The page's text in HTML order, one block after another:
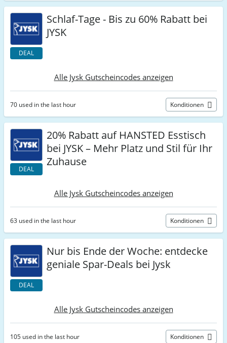
DEAL
Schlaf-Tage - Bis zu 60% Rabatt bei
JYSK
Alle Jysk Gutscheincodes anzeigen
70 used in the last hour Konditionen
DEAL
20% Rabatt auf HANSTED Esstisch
bei JYSK – Mehr Platz und Stil für Ihr
Zuhause
Alle Jysk Gutscheincodes anzeigen
63 used in the last hour Konditionen
DEAL
Nur bis Ende der Woche: entdecke
geniale Spar-Deals bei Jysk
Alle Jysk Gutscheincodes anzeigen
105 used in the last hour Konditionen